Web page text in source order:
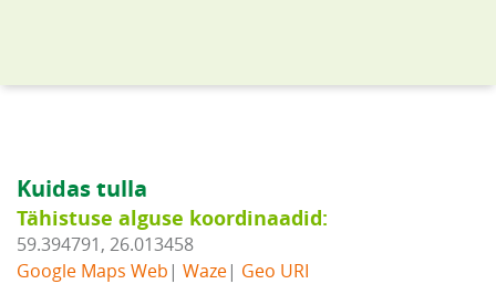
Kuidas tulla
Tähistuse alguse koordinaadid:
59.394791, 26.013458
Google Maps Web | Waze| Geo URI